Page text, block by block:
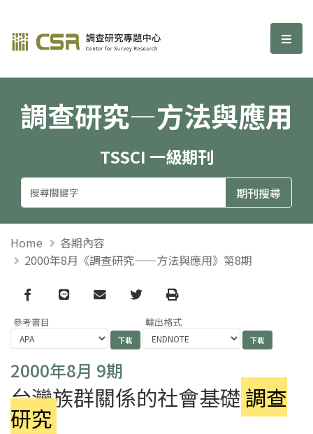
調查研究—方法與應用期刊 選
調查研究—方法與應用
TSSCI 一級期刊
Home
各期內容
2000年8月《調查研究——方法與應用》第8期
Facebook
line email TwitterPrint
參考書目 輸出格式
2000年8月 9期
台灣族群關係的社會基礎 調查
研究